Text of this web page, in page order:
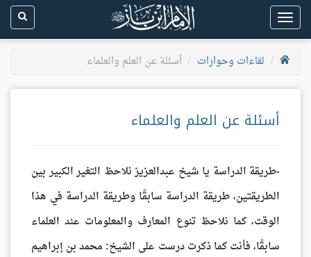
Toggle
navigation
لقاءات وحوارات
أسئلة عن العلم والعلماء
أسئلة عن العلم والعلماء
-طريقة الدراسة يا شيخ عبدالعزيز نلاحظ التغير الكبير بين
الطريقتين، طريقة الدراسة سابقًا وطريقة الدراسة في هذا
الوقت، كما نلاحظ تنوع المعارف والمعلومات عند العلماء
سابقًا، فأنت كما ذكرت درست على الشيخ: محمد بن إبراهيم